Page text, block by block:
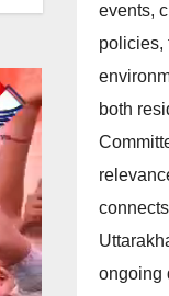
events,
policies,
both
ongoing